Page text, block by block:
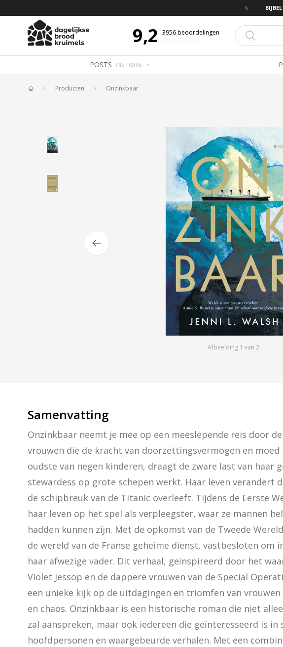
9,2 3956beoordelingen
POSTS INSPIRATIE
Producten Onzinkbaar
Afbeelding 1 van 2
Samenvatting
Onzinkbaar neemt je mee op een meeslepende reis door
vrouwen die de kracht van doorzettingsvermogen en moed
oudste van negen kinderen, draagt de zware last van haar
stewardess op grote schepen werkt. Haar leven verandert
de schipbreuk van de Titanic overleeft. Tijdens de Eerste
haar leven op het spel als verpleegster, waar ze mannen
hadden kunnen zijn. Met de opkomst van de Tweede
de wereld van de Franse geheime dienst, vastbesloten om
haar afwezige vader. Dit verhaal, geïnspireerd door het
Violet Jessop en de dappere vrouwen van de Special
een unieke kijk op de uitdagingen en triomfen van
en chaos. Onzinkbaar is een historische roman die niet
zal aanspreken, maar ook iedereen die geïnteresseerd is
hoofdpersonen en waargebeurde verhalen. Met een